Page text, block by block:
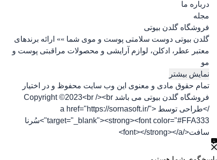
درباره ما
مجله
فروشگاه گلدن بیوتی
گلدن بیوتی دوست سلامتی پوست و موی شما »» ارائه برندهای
معتبر عطر، ادکلن، لوازم آرایشی و محصولات مراقبتی پوست و
مو
نمایش بیشتر
تمام حقوق مادی و معنوی این وب سایت محفوظ و در اختیار
فروشگاه گلدن بیوتی می باشد Copyright ©2023<br /><br
/>طراحی توسط <a href="https://sornasoft.ir/"
target="_blank"><strong><font color="#FFA333">سُرنا
سافت</font></strong></a>